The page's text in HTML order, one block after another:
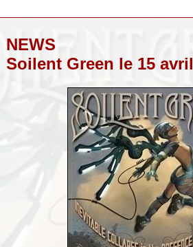
NEWS
Soilent Green le 15 avril